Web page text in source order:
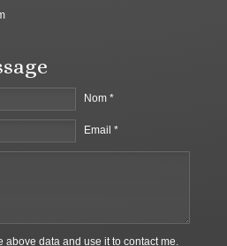
Nom *
Email *
above data and use it to contact me.